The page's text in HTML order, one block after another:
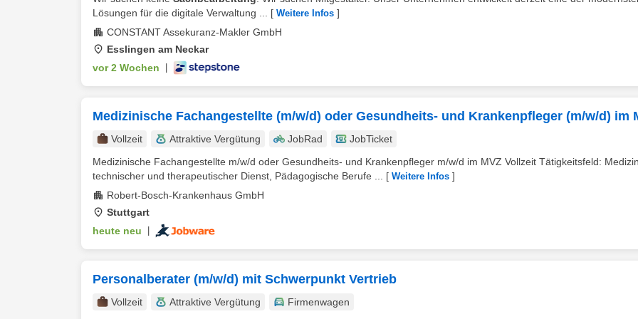
Lösungen für die digitale Verwaltung ...
[ Weitere Infos ]
CONSTANT Assekuranz-Makler GmbH
Esslingen am Neckar
vor 2 Wochen
Medizinische Fachangestellte (m/w/d) oder Gesundheits- und Krankenpfleger (m/w/d) im
Vollzeit Attraktive Vergütung JobRad
JobTicket
Medizinische Fachangestellte m/w/d oder Gesundheits- und Krankenpfleger m/w/d im MVZ Vollzeit Tätigkeitsfeld:
technischer und therapeutischer Dienst, Pädagogische Berufe ...
[ Weitere Infos ]
Robert-Bosch-Krankenhaus GmbH
Stuttgart
heute neu
Personalberater (m/w/d) mit Schwerpunkt Vertrieb
Vollzeit Attraktive Vergütung Firmenwagen